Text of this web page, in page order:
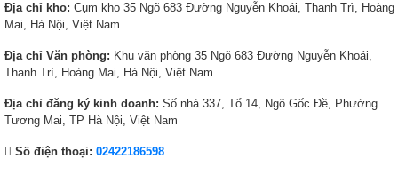
Địa chỉ kho: Cụm kho 35 Ngõ 683 Đường Nguyễn Khoái, Thanh Trì, Hoàng
Mai, Hà Nội, Việt Nam
Địa chỉ Văn phòng: Khu văn phòng 35 Ngõ 683 Đường Nguyễn Khoái,
Thanh Trì, Hoàng Mai, Hà Nội, Việt Nam
Địa chỉ đăng ký kinh doanh: Số nhà 337, Tổ 14, Ngõ Gốc Đề, Phường
Tương Mai, TP Hà Nội, Việt Nam
Số điện thoại: 02422186598